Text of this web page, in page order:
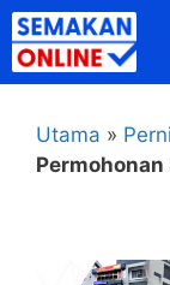
Skip
to
content
Utama »
Permohonan